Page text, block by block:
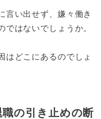
言い出せず、嫌々働き
はないでしょうか。
はどこにあるのでしょ
の引き止めの断